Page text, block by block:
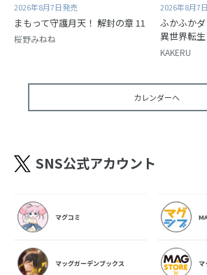
2026年8月7日発売
まもって守護月天！ 解封の章 11
桜野みねね
2026年8月7
ふかふか
異世界転
KAKERU
カレンダーへ
SNS公式アカウント
マグコミ
マッグガーデンブックス マ